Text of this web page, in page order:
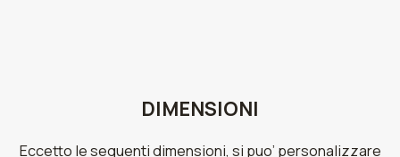
DIMENSIONI
Eccetto le seguenti dimensioni, si puo’ personalizzare